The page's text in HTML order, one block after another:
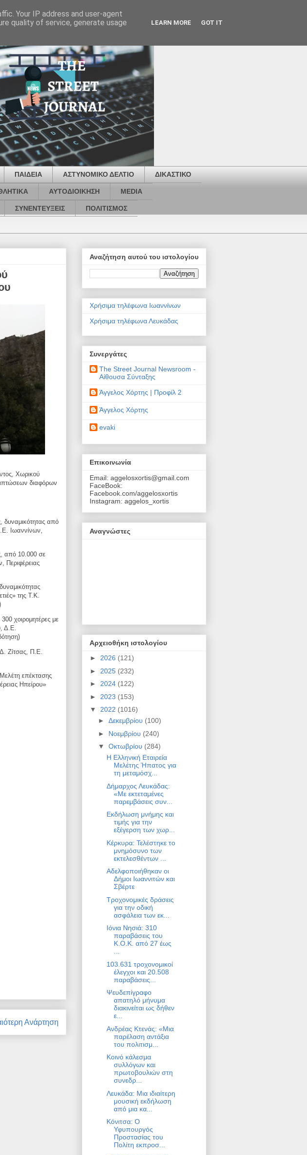
ΠΑΙΔΕΙΑ ΑΣΤΥΝΟΜΙΚΟ ΔΕΛΤΙΟ ΔΙΚΑΣΤΙΚΟ
ΑΥΤΟΔΙΟΙΚΗΣΗ MEDIA
ΣΥΝΕΝΤΕΥΞΕΙΣ ΠΟΛΙΤΙΣΜΟΣ
Χωρικού
διαφόρων
δυναμικότητας από
Ιωαννίνων,
από 10.000 σε
Περιφέρειας
της Τ.Κ.
χοιρομητέρες με
Δ.Ε.
Ζίτσας, Π.Ε.
επέκτασης
Ηπείρου»
Ανάρτηση
Αναζήτηση αυτού του ιστολογίου
Χρήσιμα τηλέφωνα Ιωαννίνων
Χρήσιμα τηλέφωνα Λευκάδας
Συνεργάτες
The Street Journal Newsroom -
Αίθουσα Σύνταξης
Άγγελος Χόρτης | Προφίλ 2
Άγγελος Χόρτης
evaki
Επικοινωνία
Email: aggelosxortis@gmail.com
FaceBook:
Facebook.com/aggelosxortis
Instagram: aggelos_xortis
Αναγνώστες
Αρχειοθήκη ιστολογίου
► 2026 (121)
► 2025 (232)
► 2024 (122)
► 2023 (153)
▼ 2022 (1016)
► Δεκεμβρίου (100)
► Νοεμβρίου (240)
▼ Οκτωβρίου (284)
Η Ελληνική Εταιρεία
Μελέτης Ήπατος για
τη μεταμόσχ...
Δήμαρχος Λευκάδας:
«Με εκτεταμένες
παρεμβάσεις συν...
Εκδήλωση μνήμης και
τιμής για την
εξέγερση των χωρ...
Κέρκυρα: Τελέστηκε το
μνημόσυνο των
εκτελεσθέντων ...
Αδελφοποιήθηκαν οι
Δήμοι Ιωαννιτών και
Σβέρτε
Τροχονομικές δράσεις
για την οδική
ασφάλεια των εκ...
Ιόνια Νησιά: 310
παραβάσεις του
Κ.Ο.Κ. από 27 έως
103.631 τροχονομικοί
έλεγχοι και 20.508
παραβάσεις...
Ψευδεπίγραφο
απατηλό μήνυμα
διακινείται ως δήθεν
ε...
Ανδρέας Κτενάς: «Μια
παρέλαση αντάξια
του πολιτισμ...
Κοινό κάλεσμα
συλλόγων και
πρωτοβουλιών στη
συνεδρ...
Λευκάδα: Μια ιδιαίτερη
μουσική εκδήλωση
από μια κα...
Κόνιτσα: Ο
Υφυπουργός
Προστασίας του
Πολίτη εκπροσ...
Your IP address and user-agent
quality of service, generate usage
LEARN MORE GOT IT